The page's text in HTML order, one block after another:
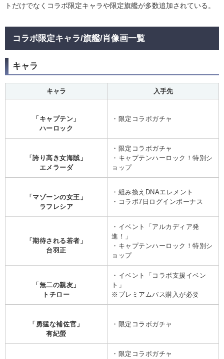
トだけでなくコラボ限定キャラや限定旗艦が多数追加されている。
コラボ限定キャラ/旗艦/肖像画一覧
キャラ
キャラ 入手先
「キャプテン」
ハーロック
・限定コラボガチャ
「誇り高き女海賊」
エメラーダ
・限定コラボガチャ
・キャプテンハーロック！特別シ
ョップ
「マゾーンの女王」
ラフレシア
・組み換えDNAエレメント
・コラボ7日ログインボーナス
「期待される若者」
台羽正
・イベント「アルカディア発
進！」
・キャプテンハーロック！特別シ
ョップ
「無二の親友」
トチロー
・イベント「コラボ支援イベン
ト」
※プレミアムパス購入が必要
「勇猛な補佐官」
有紀螢
・限定コラボガチャ
・限定コラボガチャ